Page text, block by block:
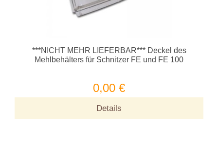
***NICHT MEHR LIEFERBAR*** Deckel des
Mehlbehälters für Schnitzer FE und FE 100
0,00 €
Details